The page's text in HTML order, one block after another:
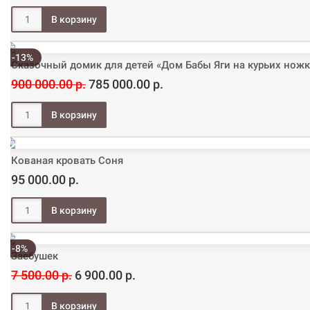
-13%
Сказочный домик для детей «Дом Бабы Яги на курьих
900 000.00 р.785 000.00 р.
Кованая кровать Соня
95 000.00 р.
-8%
Заебушек
7 500.00 р. 6 900.00 р.